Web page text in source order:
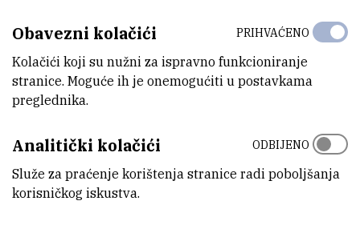
STATUS
Završen
GLAVNI ISTRAŽIVAČ
Obavezni kolačići
Kolačići koji su nužni za ispravno funkcioniranje
stranice. Moguće ih je onemogućiti u postavkama
preglednika.
PRIHVAĆENO
Analitički kolačići
Služe za praćenje korištenja stranice radi poboljšanja
korisničkog iskustva.
ODBIJENO